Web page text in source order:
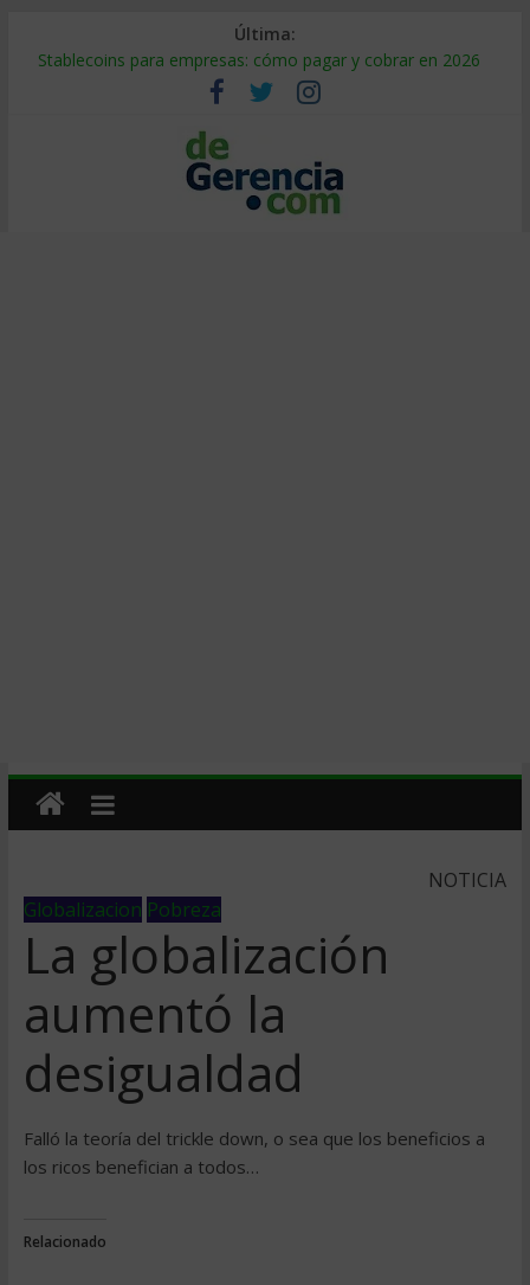
Última:
Stablecoins para empresas: cómo pagar y cobrar en 2026
Despido silencioso: qué es y por qué sale tan caro
IA en selección de personal: cómo auditarla a tiempo
Trabajo forzoso en la cadena de suministro: qué hacer
Mercado hispano de EE. UU.: cómo segmentarlo y venderle
NOTICIA
Globalizacion Pobreza
La globalización
aumentó la
desigualdad
Falló la teoría del trickle down, o sea que los beneficios a
los ricos benefician a todos…
Relacionado